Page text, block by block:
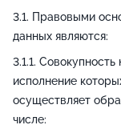
Правовыми
данных являются:
Совокупность
исполнение
осуществляет
числе: